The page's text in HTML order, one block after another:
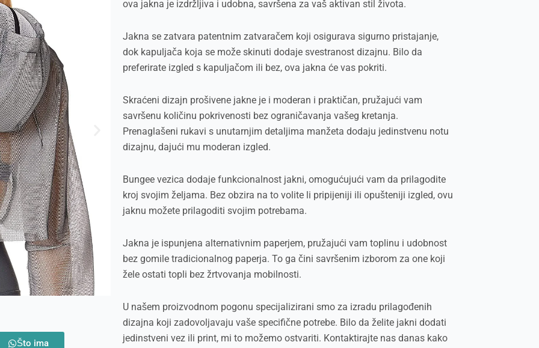
Što ima
ova jakna je izdržljiva i udobna, savršena za vaš aktivan stil života.
Jakna se zatvara patentnim zatvaračem koji osigurava sigurno pristajanje,
dok kapuljača koja se može skinuti dodaje svestranost dizajnu. Bilo da
preferirate izgled s kapuljačom ili bez, ova jakna će vas pokriti.
Skraćeni dizajn prošivene jakne je i moderan i praktičan, pružajući vam
savršenu količinu pokrivenosti bez ograničavanja vašeg kretanja.
Prenaglašeni rukavi s unutarnjim detaljima manžeta dodaju jedinstvenu notu
dizajnu, dajući mu moderan izgled.
Bungee vezica dodaje funkcionalnost jakni, omogućujući vam da prilagodite
kroj svojim željama. Bez obzira na to volite li pripijeniji ili opušteniji izgled, ovu
jaknu možete prilagoditi svojim potrebama.
Jakna je ispunjena alternativnim paperjem, pružajući vam toplinu i udobnost
bez gomile tradicionalnog paperja. To ga čini savršenim izborom za one koji
žele ostati topli bez žrtvovanja mobilnosti.
U našem proizvodnom pogonu specijalizirani smo za izradu prilagođenih
dizajna koji zadovoljavaju vaše specifične potrebe. Bilo da želite jakni dodati
jedinstveni vez ili print, mi to možemo ostvariti. Kontaktirajte nas danas kako